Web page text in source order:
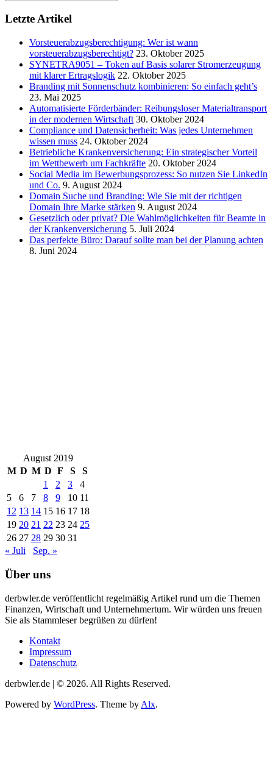
Letzte Artikel
Vorsteuerabzugsberechtigung: Wer ist wann
vorsteuerabzugsberechtigt? 23. Oktober 2025
SYNETRA9051 – Token auf Basis solarer Stromerzeugung
mit klarer Ertragslogik 22. Oktober 2025
Branding mit Sonnenschutz kombinieren: So einfach geht’s
23. Mai 2025
Automatisierte Förderbänder: Reibungsloser Materialtransport
in der modernen Wirtschaft 30. Oktober 2024
Compliance und Datensicherheit: Was jedes Unternehmen
wissen muss 24. Oktober 2024
Betriebliche Krankenversicherung: Ein strategischer Vorteil
im Wettbewerb um Fachkräfte 20. Oktober 2024
Social Media im Bewerbungsprozess: So nutzen Sie LinkedIn
und Co. 9. August 2024
Domain Suche und Branding: Wie Sie mit der richtigen
Domain Ihre Marke stärken 9. August 2024
Gesetzlich oder privat? Die Wahlmöglichkeiten für Beamte in
der Krankenversicherung 5. Juli 2024
Das perfekte Büro: Darauf sollte man bei der Planung achten
8. Juni 2024
August 2019
M D M D F S
S
1
2 3
4
5
6 7 8 9 10 11
12 13 14 15 16 17 18
19 20 21 22 23 24 25
26 27 28 29 30 31
« Juli
Sep. »
Über uns
derbwler.de veröffentlicht regelmäßig Artikel rund um die Themen
Finanzen, Wirtschaft und Unternehmertum. Wir würden uns freuen
Sie als Stammleser begrüßen zu dürfen!
Kontakt
Impressum
Datenschutz
derbwler.de | © 2026. All Rights Reserved.
Powered by WordPress. Theme by Alx.